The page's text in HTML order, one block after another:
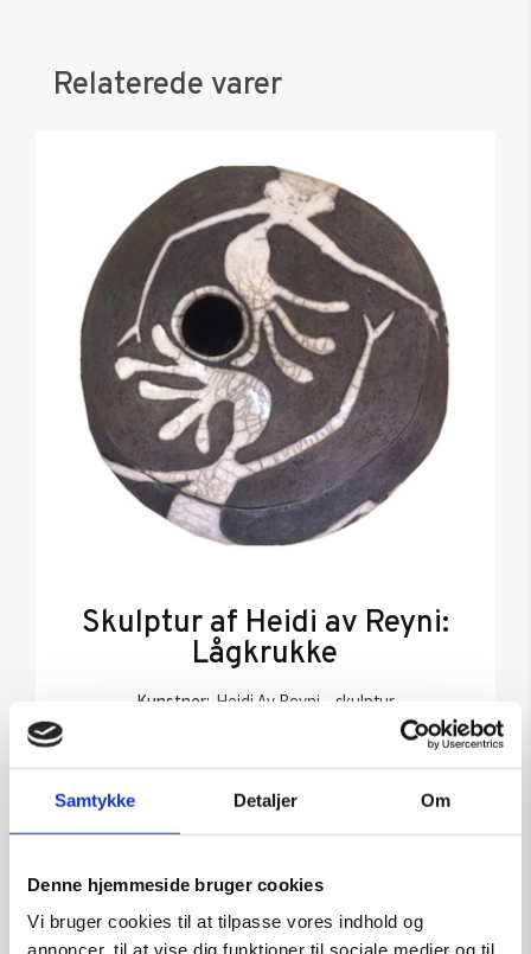
Samtykke Detaljer Om
Denne hjemmeside bruger cookies
Vi bruger cookies til at tilpasse vores indhold og
annoncer, til at vise dig funktioner til sociale medier og til
Relaterede varer
Skulptur af Heidi av Reyni:
Lågkrukke
Kunstner: Heidi Av Reyni – skulptur
kr.1.800,00